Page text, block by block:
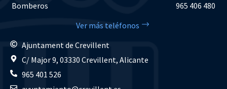
Bomberos
965 406 480
Ver más teléfonos
Ajuntament de Crevillent
C/ Major 9, 03330 Crevillent, Alicante
965 401 526